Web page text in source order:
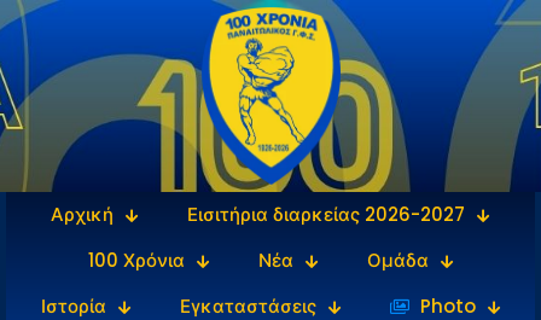
Αρχική
Εισιτήρια διαρκείας 2026-2027
100 Χρόνια
Νέα
Ομάδα
Ιστορία
Εγκαταστάσεις
‎‏‏‎ ‎Photo